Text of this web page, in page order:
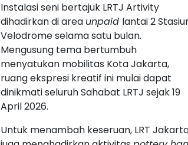
Instalasi seni bertajuk LRTJ Artivity
dihadirkan di area unpaid lantai 2
Velodrome selama satu bulan.
Mengusung tema bertumbuh
menyatukan mobilitas Kota Jakarta,
ruang ekspresi kreatif ini mulai dapat
dinikmati seluruh Sahabat LRTJ sejak 19
April 2026.
Untuk menambah keseruan, LRT